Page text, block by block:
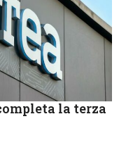
la terza